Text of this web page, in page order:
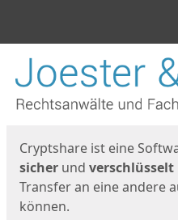
Start
Cryptshare ist eine
sicher und verschlüsselt
Transfer an eine andere
können.